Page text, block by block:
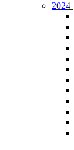
2024